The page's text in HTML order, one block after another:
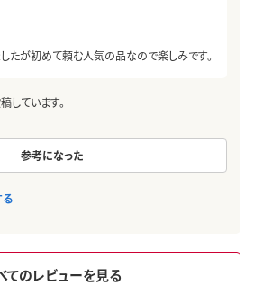
たが初めて頼む人気の品なので楽しみです。
しています。
参考になった
てのレビューを見る